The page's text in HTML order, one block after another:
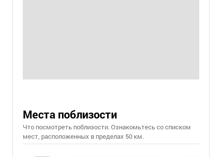
Места поблизости
Что посмотреть поблизости. Ознакомьтесь со списком
мест, расположенных в пределах 50 км.